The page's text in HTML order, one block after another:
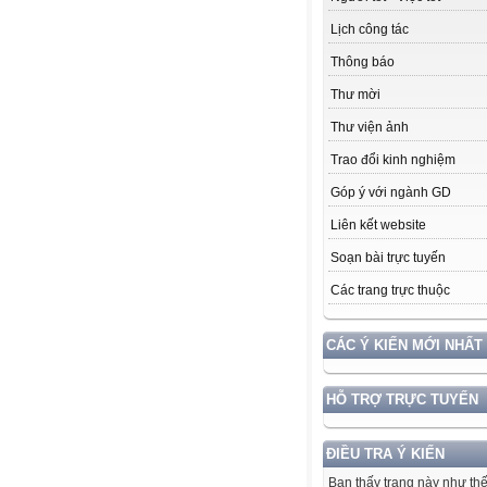
Lịch công tác
Thông báo
Thư mời
Thư viện ảnh
Trao đổi kinh nghiệm
Góp ý với ngành GD
Liên kết website
Soạn bài trực tuyến
Các trang trực thuộc
CÁC Ý KIẾN MỚI NHẤT
HỖ TRỢ TRỰC TUYẾN
ĐIỀU TRA Ý KIẾN
Bạn thấy trang này như